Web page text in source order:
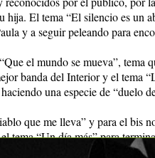
hija. El tema “El silencio es un
y a seguir peleando para
el mundo se mueva”, tema
banda del Interior y el tema
una especie de “duelo
que me lleva” y para el bis
tema “Un día más” para